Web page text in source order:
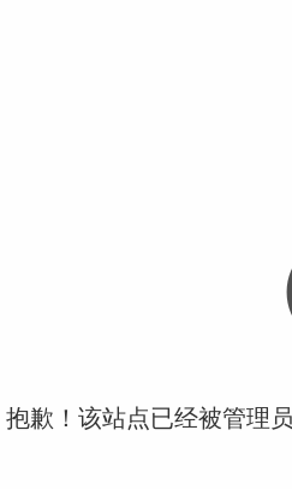
抱歉！该站点已经被管理